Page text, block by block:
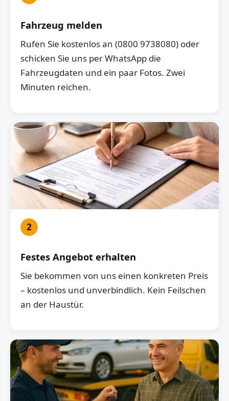
Fahrzeug melden
Rufen Sie kostenlos an (0800 9738080) oder
schicken Sie uns per WhatsApp die
Fahrzeugdaten und ein paar Fotos. Zwei
Minuten reichen.
2
Festes Angebot erhalten
Sie bekommen von uns einen konkreten Preis
– kostenlos und unverbindlich. Kein Feilschen
an der Haustür.